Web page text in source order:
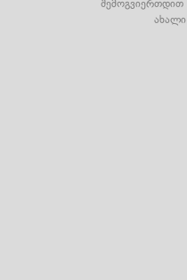
შემოგვიერთდით
ახალი